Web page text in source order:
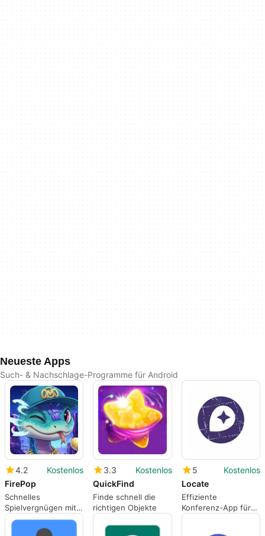
Neueste Apps
Such- & Nachschlage-Programme für Android
4.2
Kostenlos
FirePop
Schnelles
Spielvergnügen mit
FirePop
3.3
Kostenlos
QuickFind
Finde schnell die
richtigen Objekte
5
Kostenlos
Locate
Effiziente
Konferenz-App für
Locate-Teilnehmer